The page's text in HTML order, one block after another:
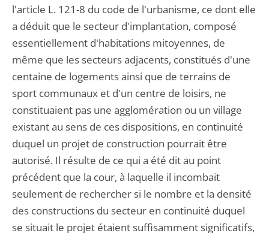
l'article L. 121-8 du code de l'urbanisme, ce dont elle
a déduit que le secteur d'implantation, composé
essentiellement d'habitations mitoyennes, de
même que les secteurs adjacents, constitués d'une
centaine de logements ainsi que de terrains de
sport communaux et d'un centre de loisirs, ne
constituaient pas une agglomération ou un village
existant au sens de ces dispositions, en continuité
duquel un projet de construction pourrait être
autorisé. Il résulte de ce qui a été dit au point
précédent que la cour, à laquelle il incombait
seulement de rechercher si le nombre et la densité
des constructions du secteur en continuité duquel
se situait le projet étaient suffisamment significatifs,